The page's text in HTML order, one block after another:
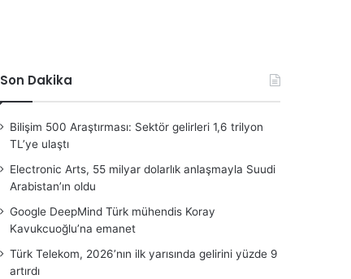
Son Dakika
Bilişim 500 Araştırması: Sektör gelirleri 1,6 trilyon
TL’ye ulaştı
Electronic Arts, 55 milyar dolarlık anlaşmayla Suudi
Arabistan’ın oldu
Google DeepMind Türk mühendis Koray
Kavukcuoğlu’na emanet
Türk Telekom, 2026’nın ilk yarısında gelirini yüzde 9
artırdı